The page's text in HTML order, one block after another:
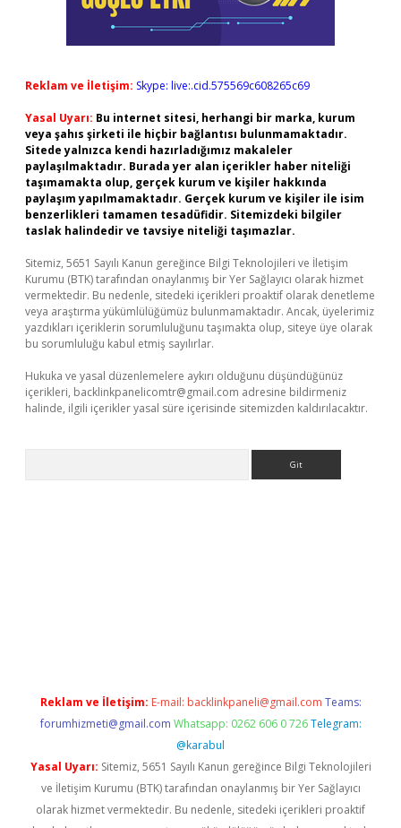
Reklam ve İletişim: Skype: live:.cid.575569c608265c69
Yasal Uyarı: Bu internet sitesi, herhangi bir marka, kurum
veya şahıs şirketi ile hiçbir bağlantısı bulunmamaktadır.
Sitede yalnızca kendi hazırladığımız makaleler
paylaşılmaktadır. Burada yer alan içerikler haber niteliği
taşımamakta olup, gerçek kurum ve kişiler hakkında
paylaşım yapılmamaktadır. Gerçek kurum ve kişiler ile isim
benzerlikleri tamamen tesadüfidir. Sitemizdeki bilgiler
taslak halindedir ve tavsiye niteliği taşımazlar.
Sitemiz, 5651 Sayılı Kanun gereğince Bilgi Teknolojileri ve İletişim
Kurumu (BTK) tarafından onaylanmış bir Yer Sağlayıcı olarak hizmet
vermektedir. Bu nedenle, sitedeki içerikleri proaktif olarak denetleme
veya araştırma yükümlülüğümüz bulunmamaktadır. Ancak, üyelerimiz
yazdıkları içeriklerin sorumluluğunu taşımakta olup, siteye üye olarak
bu sorumluluğu kabul etmiş sayılırlar.
Hukuka ve yasal düzenlemelere aykırı olduğunu düşündüğünüz
içerikleri, backlinkpanelicomtr@gmail.com adresine bildirmeniz
halinde, ilgili içerikler yasal süre içerisinde sitemizden kaldırılacaktır.
Reklam ve İletişim: E-mail: backlinkpaneli@gmail.com Teams:
forumhizmeti@gmail.com Whatsapp: 0262 606 0 726 Telegram:
@karabul
Yasal Uyarı: Sitemiz, 5651 Sayılı Kanun gereğince Bilgi Teknolojileri
ve İletişim Kurumu (BTK) tarafından onaylanmış bir Yer Sağlayıcı
olarak hizmet vermektedir. Bu nedenle, sitedeki içerikleri proaktif